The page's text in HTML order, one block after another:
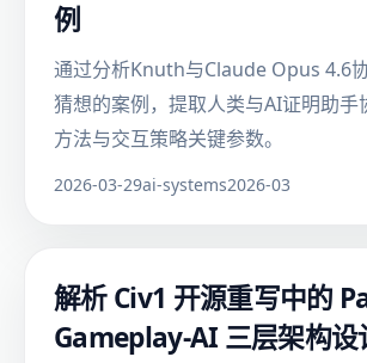
例
通过分析Knuth与Claude Opus 4.6
猜想的案例，提取人类与AI证明助手
方法与交互策略关键参数。
2026-03-29ai-systems2026-03
解析 Civ1 开源重写中的
Gameplay-AI 三层架构设